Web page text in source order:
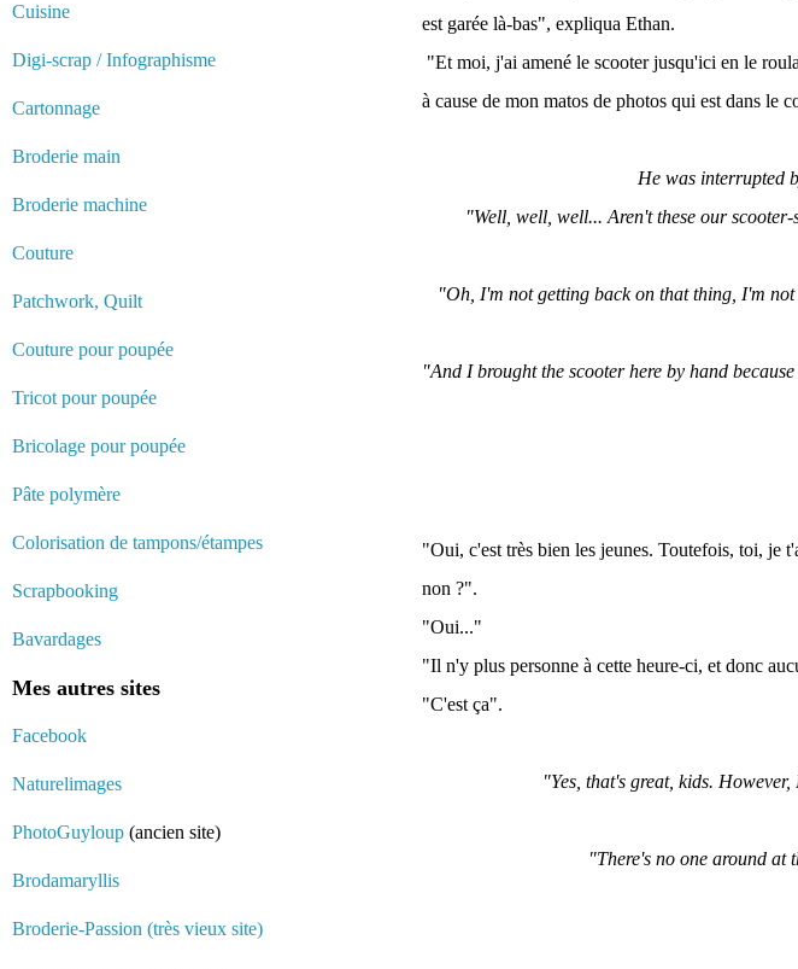
Cuisine
Digi-scrap / Infographisme
Cartonnage
Broderie main
Broderie machine
Couture
Patchwork, Quilt
Couture pour poupée
Tricot pour poupée
Bricolage pour poupée
Pâte polymère
Colorisation de tampons/étampes
Scrapbooking
Bavardages
Mes autres sites
Facebook
Naturelimages
PhotoGuyloup (ancien site)
Brodamaryllis
Broderie-Passion (très vieux site)
est garée là-bas", expliqua Ethan.
"Et moi, j'ai amené le scooter jusqu'ici en le
à cause de mon matos de photos qui est dans le
He was interrupted
"Well, well, well... Aren't these our
"Oh, I'm not getting back on that thing, I'm
"And I brought the scooter here by hand
"Oui, c'est très bien les jeunes. Toutefois, toi, je
non ?".
"Oui..."
"Il n'y plus personne à cette heure-ci, et donc
"C'est ça".
"Yes, that's great, kids.
"There's no one around at